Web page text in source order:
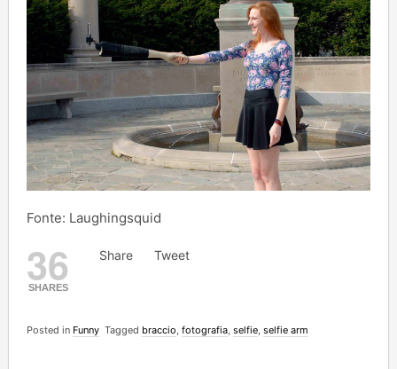
Fonte: Laughingsquid
36
SHARES
Share Tweet
Posted in Funny Tagged braccio fotografia, selfie, selfie arm